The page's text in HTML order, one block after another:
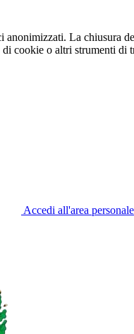
anonimizzati. La chiusura
cookie o altri strumenti di
Accedi all'area personale